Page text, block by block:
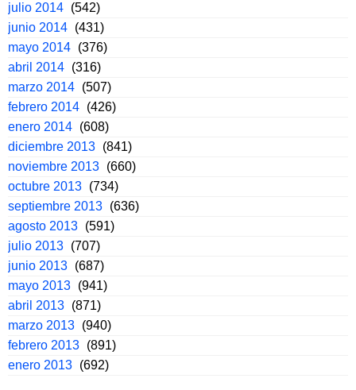
julio 2014 (542)
junio 2014 (431)
mayo 2014 (376)
abril 2014 (316)
marzo 2014 (507)
febrero 2014 (426)
enero 2014 (608)
diciembre 2013 (841)
noviembre 2013 (660)
octubre 2013 (734)
septiembre 2013 (636)
agosto 2013 (591)
julio 2013 (707)
junio 2013 (687)
mayo 2013 (941)
abril 2013 (871)
marzo 2013 (940)
febrero 2013 (891)
enero 2013 (692)